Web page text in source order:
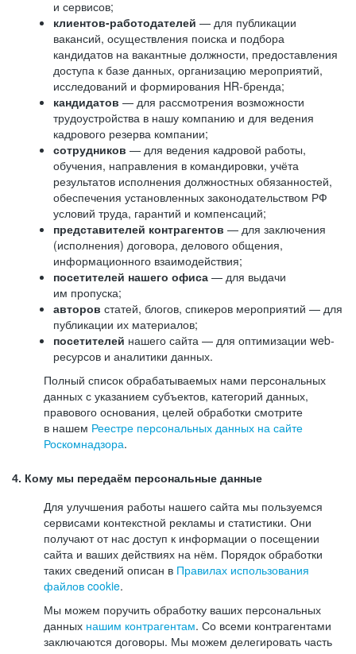
и сервисов;
клиентов-работодателей — для публикации
вакансий, осуществления поиска и подбора
кандидатов на вакантные должности, предоставления
доступа к базе данных, организацию мероприятий,
исследований и формирования HR-бренда;
кандидатов — для рассмотрения возможности
трудоустройства в нашу компанию и для ведения
кадрового резерва компании;
сотрудников — для ведения кадровой работы,
обучения, направления в командировки, учёта
результатов исполнения должностных обязанностей,
обеспечения установленных законодательством РФ
условий труда, гарантий и компенсаций;
представителей контрагентов — для заключения
(исполнения) договора, делового общения,
информационного взаимодействия;
посетителей нашего офиса — для выдачи
им пропуска;
авторов статей, блогов, спикеров мероприятий — для
публикации их материалов;
посетителей нашего сайта — для оптимизации web-
ресурсов и аналитики данных.
Полный список обрабатываемых нами персональных
данных с указанием субъектов, категорий данных,
правового основания, целей обработки смотрите
в нашем Реестре персональных данных на сайте
Роскомнадзора.
4. Кому мы передаём персональные данные
Для улучшения работы нашего сайта мы пользуемся
сервисами контекстной рекламы и статистики. Они
получают от нас доступ к информации о посещении
сайта и ваших действиях на нём. Порядок обработки
таких сведений описан в Правилах использования
файлов cookie.
Мы можем поручить обработку ваших персональных
данных нашим контрагентам. Со всеми контрагентами
заключаются договоры. Мы можем делегировать часть